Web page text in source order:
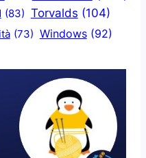
(83) Torvalds (104)
(73) Windows (92)